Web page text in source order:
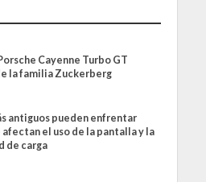
Cayenne Turbo GT
la familia Zuckerberg
antiguos pueden enfrentar
el uso de la pantalla y la
de carga